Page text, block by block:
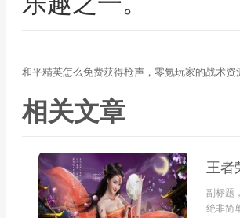
和平精英怎么免费获得枪声，零氪玩家的战术资
相关文章
王者
副标题
绝非简